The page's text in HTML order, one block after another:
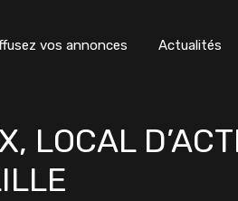
vos annonces Actualités
LOCAL